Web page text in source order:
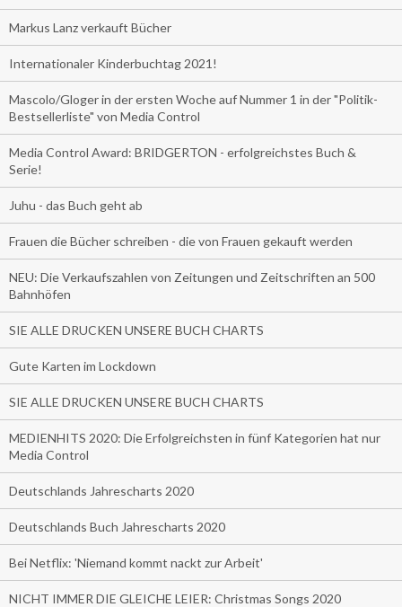
Markus Lanz verkauft Bücher
Internationaler Kinderbuchtag 2021!
Mascolo/Gloger in der ersten Woche auf Nummer 1 in der "Politik-
Bestsellerliste" von Media Control
Media Control Award: BRIDGERTON - erfolgreichstes Buch &
Serie!
Juhu - das Buch geht ab
Frauen die Bücher schreiben - die von Frauen gekauft werden
NEU: Die Verkaufszahlen von Zeitungen und Zeitschriften an 500
Bahnhöfen
SIE ALLE DRUCKEN UNSERE BUCH CHARTS
Gute Karten im Lockdown
SIE ALLE DRUCKEN UNSERE BUCH CHARTS
MEDIENHITS 2020: Die Erfolgreichsten in fünf Kategorien hat nur
Media Control
Deutschlands Jahrescharts 2020
Deutschlands Buch Jahrescharts 2020
Bei Netflix: 'Niemand kommt nackt zur Arbeit'
NICHT IMMER DIE GLEICHE LEIER: Christmas Songs 2020